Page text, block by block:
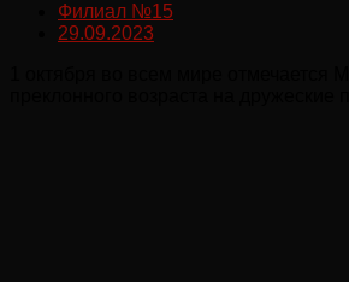
Филиал №15
29.09.2023